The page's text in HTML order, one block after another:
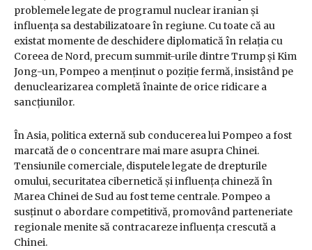
problemele legate de programul nuclear iranian și
influența sa destabilizatoare în regiune. Cu toate că au
existat momente de deschidere diplomatică în relația cu
Coreea de Nord, precum summit-urile dintre Trump și Kim
Jong-un, Pompeo a menținut o poziție fermă, insistând pe
denuclearizarea completă înainte de orice ridicare a
sancțiunilor.
În Asia, politica externă sub conducerea lui Pompeo a fost
marcată de o concentrare mai mare asupra Chinei.
Tensiunile comerciale, disputele legate de drepturile
omului, securitatea cibernetică și influența chineză în
Marea Chinei de Sud au fost teme centrale. Pompeo a
susținut o abordare competitivă, promovând parteneriate
regionale menite să contracareze influența crescută a
Chinei.